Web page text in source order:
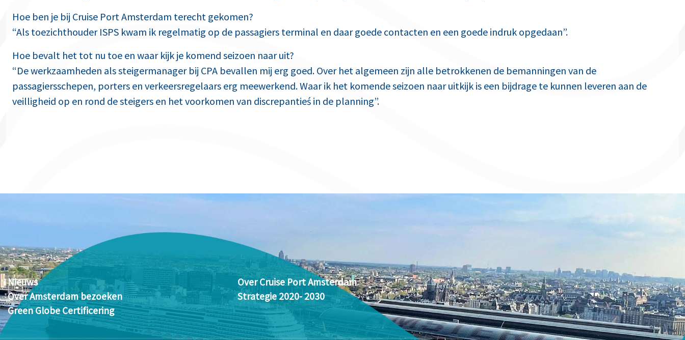
Hoe ben je bij Cruise Port Amsterdam terecht gekomen?
“Als toezichthouder ISPS kwam ik regelmatig op de passagiers terminal en daar goede contacten en een goede indruk opgedaan”.
Hoe bevalt het tot nu toe en waar kijk je komend seizoen naar uit?
“De werkzaamheden als steigermanager bij CPA bevallen mij erg goed. Over het algemeen zijn alle betrokkenen de bemanningen van de
passagiersschepen, porters en verkeersregelaars erg meewerkend. Waar ik het komende seizoen naar uitkijk is een bijdrage te kunnen leveren aan de
veilligheid op en rond de steigers en het voorkomen van discrepantieś in de planning”.
Nieuws
Over Amsterdam bezoeken
Green Globe Certificering
Over Cruise Port Amsterdam
Strategie 2020- 2030